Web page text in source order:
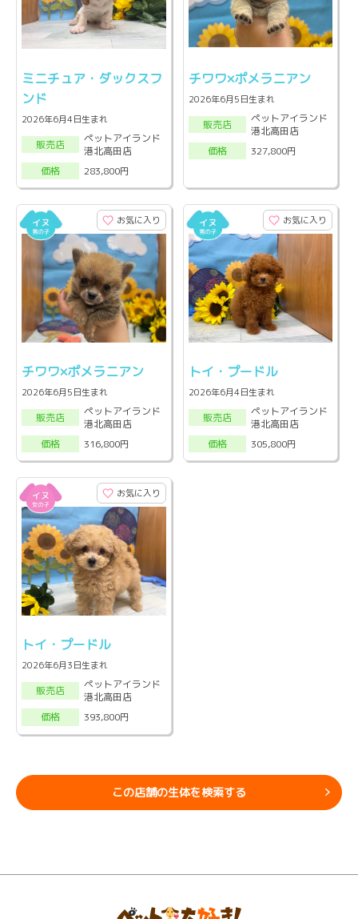
ミニチュア・ダックスフ
ンド
2026年6月4日生まれ
販売店
ペットアイランド
港北高田店
価格
283,800円
チワワ×ポメラニアン
2026年6月5日生まれ
販売店
ペットアイランド
港北高田店
価格
327,800円
お気に入り
チワワ×ポメラニアン
2026年6月5日生まれ
販売店
ペットアイランド
港北高田店
価格
316,800円
お気に入り
トイ・プードル
2026年6月4日生まれ
販売店
ペットアイランド
港北高田店
価格
305,800円
お気に入り
トイ・プードル
2026年6月3日生まれ
販売店
ペットアイランド
港北高田店
価格
393,800円
この店舗の生体を検索する